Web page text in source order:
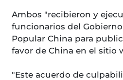
Ambos "recibieron y
funcionarios del
Popular China para
favor de China en el sitio
"Este acuerdo de